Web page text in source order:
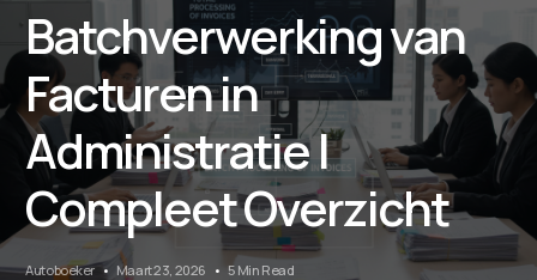
Batchverwerking van
Facturen in
Administratie |
Compleet Overzicht
Autoboeker Maart 23, 2026 5 Min Read